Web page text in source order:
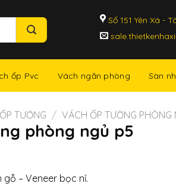
Số 151 Yên Xá -
ốp Pvc Vách ngăn phòng Sàn
TƯỜNG / VÁCH ỐP TƯỜNG PHÒNG
phòng ngủ p5
gỗ – Veneer bọc nỉ.